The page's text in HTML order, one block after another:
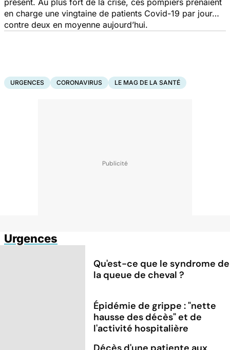
en charge une vingtaine de patients Covid-19 par jour…
contre deux en moyenne aujourd’hui.
URGENCES CORONAVIRUS LE MAG DE LA SANTÉ
Urgences
Qu'est-ce que le syndrome de
la queue de cheval ?
Épidémie de grippe : "nette
hausse des décès" et de
l'activité hospitalière